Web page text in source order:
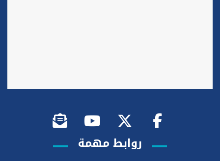
روابط مهمة